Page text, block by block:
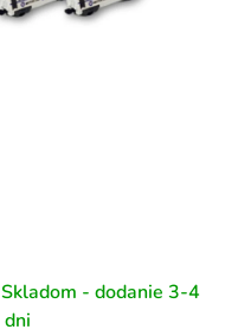
Skladom - dodanie 3-4
dni